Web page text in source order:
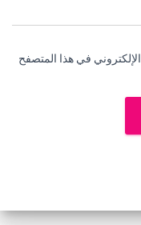
في هذا المتصفح